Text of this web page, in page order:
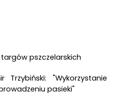
pszczelarskich
"Wykorzystanie
pasieki"